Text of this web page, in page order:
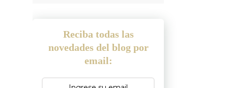
Reciba todas las
novedades del blog por
email: